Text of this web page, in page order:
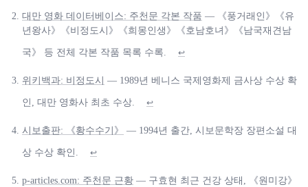
대만 영화 데이터베이스: 주천문 각본 작품 — 《풍거래인》《유
년왕사》《비정도시》《희몽인생》《호남호녀》《남국재견남
국》 등 전체 각본 작품 목록 수록. ↩
위키백과: 비정도시 — 1989년 베니스 국제영화제 금사상 수상 확
인, 대만 영화사 최초 수상. ↩
시보출판: 《황수수기》 — 1994년 출간, 시보문학장 장편소설 대
상 수상 확인. ↩
p-articles.com: 주천문 근황 — 구효현 최근 건강 상태, 《원미강》